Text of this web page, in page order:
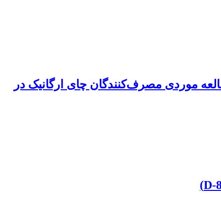
موردی مصرف‌کنندگان چای ارگانیک در